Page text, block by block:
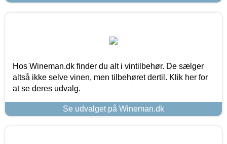
Hos Wineman.dk finder du alt i vintilbehør. De sælger
altså ikke selve vinen, men tilbehøret dertil. Klik her for
at se deres udvalg.
Se udvalget på Wineman.dk